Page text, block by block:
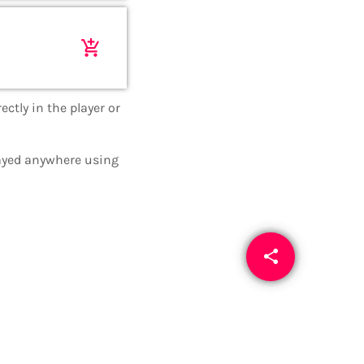
share
email
add_shopping_cart
in the player or
anywhere using